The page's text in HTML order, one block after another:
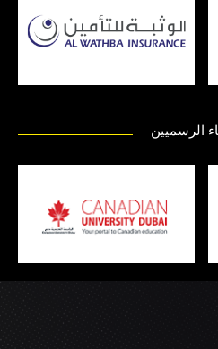
الرسميين